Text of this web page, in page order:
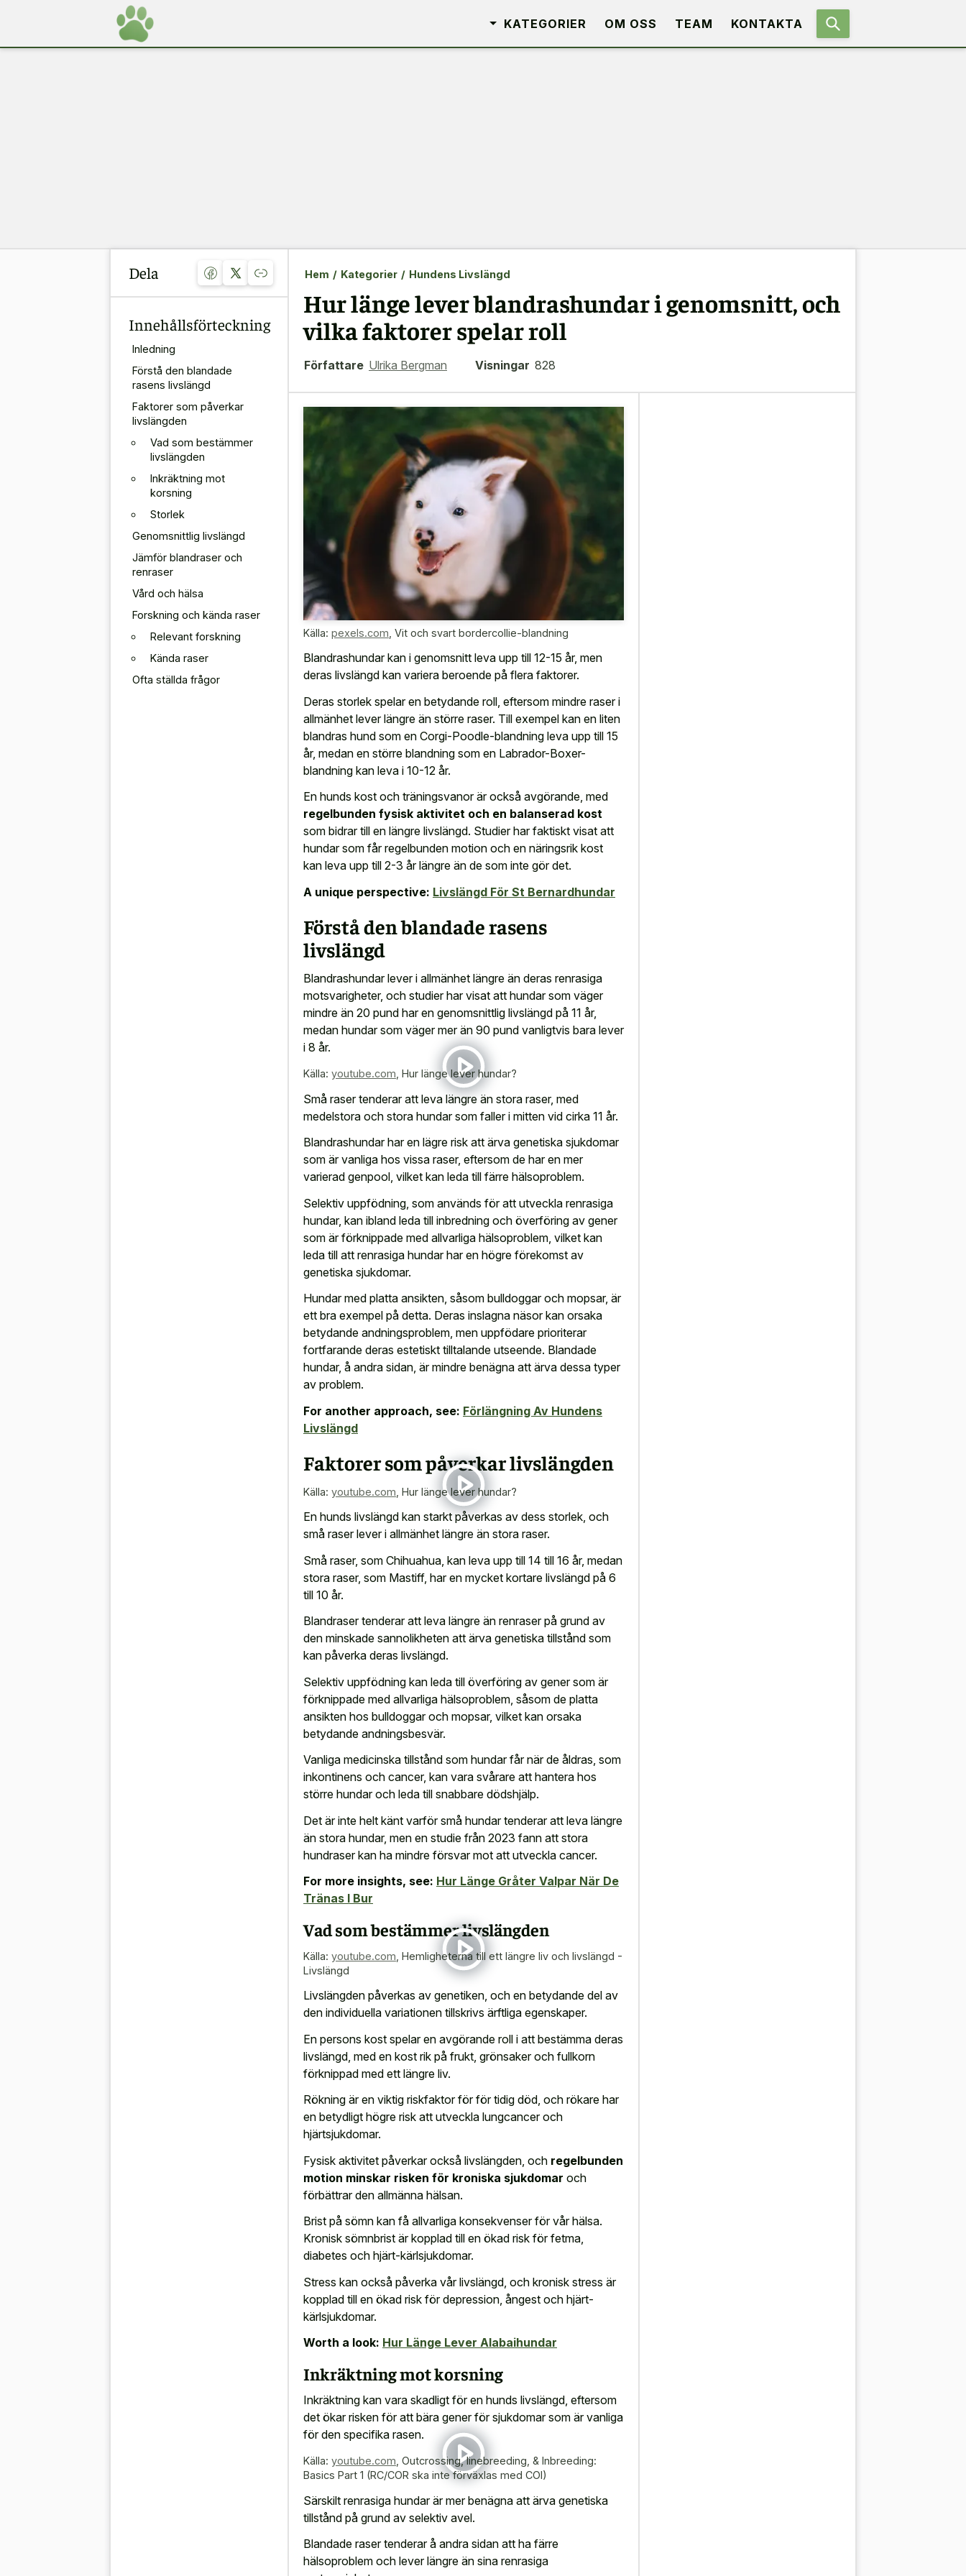
KATEGORIER OM OSS TEAM KONTAKTA
Dela
Innehållsförteckning
Inledning
Förstå den blandade
rasens livslängd
Faktorer som påverkar
livslängden
Vad som bestämmer
livslängden
Inkräktning mot
korsning
Storlek
Genomsnittlig livslängd
Jämför blandraser och
renraser
Vård och hälsa
Forskning och kända raser
Relevant forskning
Kända raser
Ofta ställda frågor
Hem / Kategorier / Hundens Livslängd
Hur länge lever blandrashundar i genomsnitt, och
vilka faktorer spelar roll
Författare Ulrika Bergman Visningar 828
Källa: pexels.com Vit och svart bordercollie-blandning
Blandrashundar kan i genomsnitt leva upp till 12-15 år, men
deras livslängd kan variera beroende på flera faktorer.
Deras storlek spelar en betydande roll , eftersom mindre raser i
allmänhet lever längre än större raser. Till exempel kan en liten
blandras hund som en Corgi-Poodle-blandning leva upp till 15
år, medan en större blandning som en Labrador-Boxer-
blandning kan leva i 10-12 år.
En hunds kost och träningsvanor är också avgörande, med
regelbunden fysisk aktivitet och en balanserad kost
som bidrar till en längre livslängd. Studier har faktiskt visat att
hundar som får regelbunden motion och en näringsrik kost
kan leva upp till 2-3 år längre än de som inte gör det.
A unique perspective: Livslängd För St Bernardhundar
Förstå den blandade rasens
livslängd
Blandrashundar lever i allmänhet längre än deras renrasiga
motsvarigheter, och studier har visat att hundar som väger
mindre än 20 pund har en genomsnittlig livslängd på 11 år,
medan hundar som väger mer än 90 pund vanligtvis bara lever
i 8 år.
Källa: youtube.com Hur länge lever hundar?
Små raser tenderar att leva längre än stora raser, med
medelstora och stora hundar som faller i mitten vid cirka 11 år.
Blandrashundar har en lägre risk att ärva genetiska sjukdomar
som är vanliga hos vissa raser, eftersom de har en mer
varierad genpool, vilket kan leda till färre hälsoproblem.
Selektiv uppfödning, som används för att utveckla renrasiga
hundar, kan ibland leda till inbredning och överföring av gener
som är förknippade med allvarliga hälsoproblem, vilket kan
leda till att renrasiga hundar har en högre förekomst av
genetiska sjukdomar.
Hundar med platta ansikten, såsom bulldoggar och mopsar, är
ett bra exempel på detta. Deras inslagna näsor kan orsaka
betydande andningsproblem, men uppfödare prioriterar
fortfarande deras estetiskt tilltalande utseende. Blandade
hundar, å andra sidan, är mindre benägna att ärva dessa typer
av problem.
For another approach, see: Förlängning Av Hundens
Livslängd
Faktorer som påverkar livslängden
Källa: youtube.com Hur länge lever hundar?
En hunds livslängd kan starkt påverkas av dess storlek, och
små raser lever i allmänhet längre än stora raser.
Små raser, som Chihuahua, kan leva upp till 14 till 16 år, medan
stora raser, som Mastiff, har en mycket kortare livslängd på 6
till 10 år.
Blandraser tenderar att leva längre än renraser på grund av
den minskade sannolikheten att ärva genetiska tillstånd som
kan påverka deras livslängd.
Selektiv uppfödning kan leda till överföring av gener som är
förknippade med allvarliga hälsoproblem, såsom de platta
ansikten hos bulldoggar och mopsar, vilket kan orsaka
betydande andningsbesvär.
Vanliga medicinska tillstånd som hundar får när de åldras, som
inkontinens och cancer, kan vara svårare att hantera hos
större hundar och leda till snabbare dödshjälp.
Det är inte helt känt varför små hundar tenderar att leva längre
än stora hundar, men en studie från 2023 fann att stora
hundraser kan ha mindre försvar mot att utveckla cancer.
For more insights, see: Hur Länge Gråter Valpar När De
Tränas I Bur
Vad som bestämmer livslängden
Källa: youtube.com Hemligheterna till ett längre liv och livslängd -
Livslängd
Livslängden påverkas av genetiken, och en betydande del av
den individuella variationen tillskrivs ärftliga egenskaper.
En persons kost spelar en avgörande roll i att bestämma deras
livslängd, med en kost rik på frukt, grönsaker och fullkorn
förknippad med ett längre liv.
Rökning är en viktig riskfaktor för för tidig död, och rökare har
en betydligt högre risk att utveckla lungcancer och
hjärtsjukdomar.
Fysisk aktivitet påverkar också livslängden, och regelbunden
motion minskar risken för kroniska sjukdomar och
förbättrar den allmänna hälsan.
Brist på sömn kan få allvarliga konsekvenser för vår hälsa.
Kronisk sömnbrist är kopplad till en ökad risk för fetma,
diabetes och hjärt-kärlsjukdomar.
Stress kan också påverka vår livslängd, och kronisk stress är
kopplad till en ökad risk för depression, ångest och hjärt-
kärlsjukdomar.
Worth a look: Hur Länge Lever Alabaihundar
Inkräktning mot korsning
Inkräktning kan vara skadligt för en hunds livslängd, eftersom
det ökar risken för att bära gener för sjukdomar som är vanliga
för den specifika rasen.
Källa: youtube.com Outcrossing, linebreeding, & Inbreeding:
Basics Part 1 (RC/COR ska inte förväxlas med COI)
Särskilt renrasiga hundar är mer benägna att ärva genetiska
tillstånd på grund av selektiv avel.
Blandade raser tenderar å andra sidan att ha färre
hälsoproblem och lever längre än sina renrasiga